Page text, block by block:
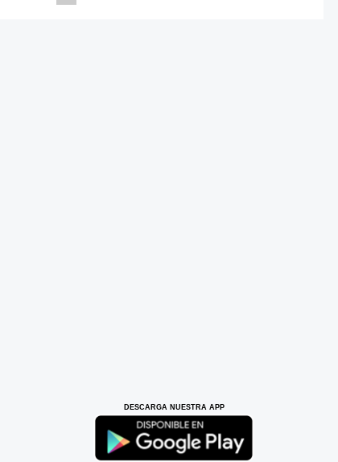
DESCARGA NUESTRA APP